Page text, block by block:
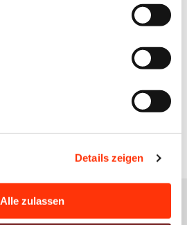
Details zeigen
Alle zulassen